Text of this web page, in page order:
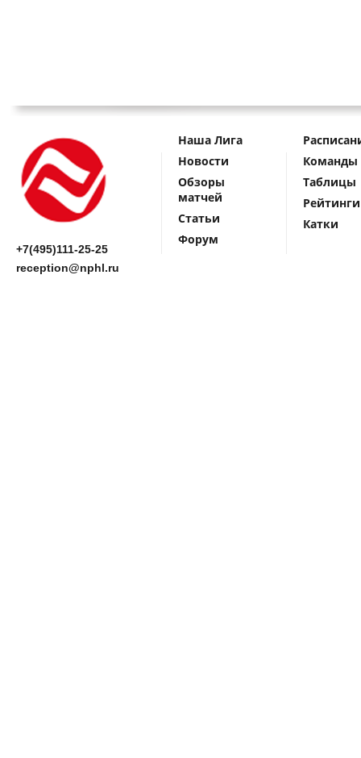
+7(495)111-25-25
reception@nphl.ru
Наша Лига
Новости
Обзоры
матчей
Статьи
Форум
Команды
Таблицы
Рейтинги
Катки